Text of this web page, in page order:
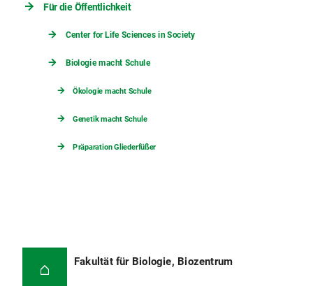
Für die Öffentlichkeit
Center for Life Sciences in Society
Biologie macht Schule
Ökologie macht Schule
Genetik macht Schule
Präparation Gliederfüßer
Fakultät für Biologie, Biozentrum